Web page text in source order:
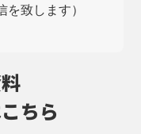
を致します）
ちら